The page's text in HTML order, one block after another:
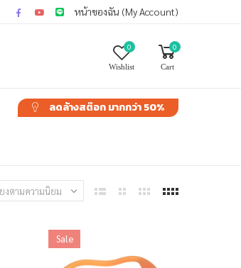
หน้าของฉัน (My Account)
0
Wishlist
0
Cart
ลดล้างสต๊อกมากกว่า 50%
Sale